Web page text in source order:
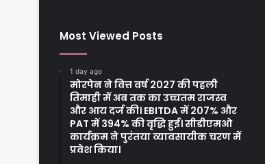
Most Viewed Posts
1 day ago
मोरपेन ने वित्त वर्ष 2027 की पहली
तिमाही में अब तक का उच्चतम राजस्व
और आय दर्ज की। EBITDA में 207% और
PAT में 394% की वृद्धि हुई। सीडीएमओ
कार्यक्रम ने पुरंतया व्यावसायीक चरण में
प्रवेश किया।